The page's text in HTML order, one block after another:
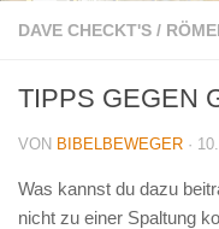
DAVE CHECKT'S /
TIPPS GEGEN
VON BIBELBEWEGER ·
Was kannst du dazu
nicht zu einer Spaltung